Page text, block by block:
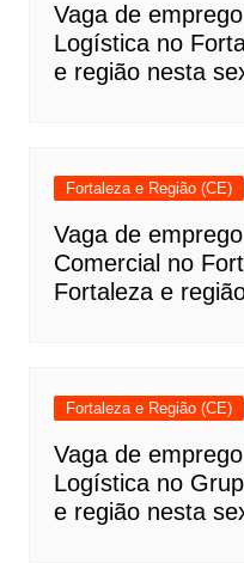
Vaga de
Logística no
e região nesta
Fortaleza e Região (CE)
Vaga de
Comercial no
Fortaleza e
Fortaleza e Região (CE)
Vaga de
Logística no
e região nesta